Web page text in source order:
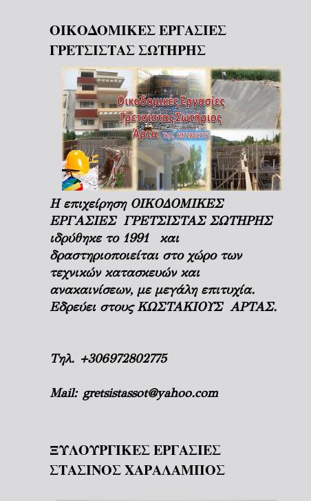
ΟΙΚΟΔΟΜΙΚΕΣ ΕΡΓΑΣΙΕΣ
ΓΡΕΤΣΙΣΤΑΣ ΣΩΤΗΡΗΣ
Η επιχείρηση ΟΙΚΟΔΟΜΙΚΕΣ
ΕΡΓΑΣΙΕΣ ΓΡΕΤΣΙΣΤΑΣ ΣΩΤΗΡΗΣ
ιδρύθηκε το 1991 και
δραστηριοποιείται στο χώρο των
τεχνικών κατασκευών και
ανακαινίσεων, με μεγάλη επιτυχία.
Εδρεύει στους ΚΩΣΤΑΚΙΟΥΣ ΑΡΤΑΣ.
Τηλ. +306972802775
Mail: gretsistassot@yahoo.com
ΞΥΛΟΥΡΓΙΚΕΣ ΕΡΓΑΣΙΕΣ
ΣΤΑΣΙΝΟΣ ΧΑΡΑΛΑΜΠΟΣ